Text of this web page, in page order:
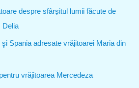
despre sfârșitul lumii făcute de
Delia
Spania adresate vrăjitoarei Maria din
vrăjitoarea Mercedeza